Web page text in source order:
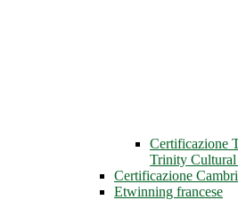
Certificazione
Trinity Cultural
Certificazione
Etwinning francese